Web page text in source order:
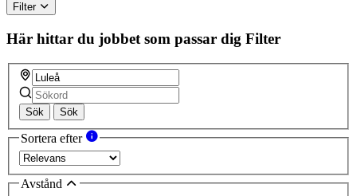
Filter
Här hittar du jobbet som passar dig Filter
Sök Sök
Sortera efter
Avstånd